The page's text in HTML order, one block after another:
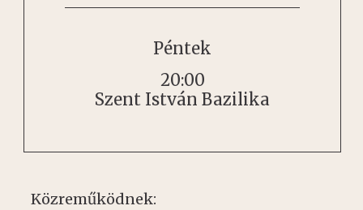
Péntek
20:00
Szent István Bazilika
Közreműködnek: